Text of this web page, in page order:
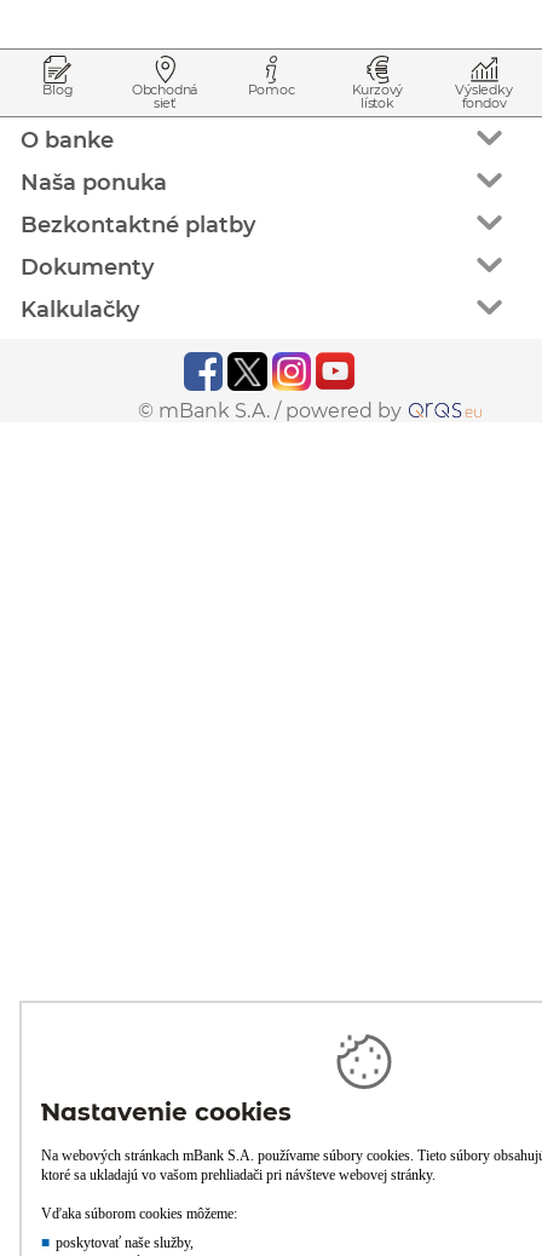
Blog Obchodná
sieť
Pomoc Kurzový
lístok
Výsledky
fondov
O banke
Naša ponuka
Bezkontaktné platby
Dokumenty
Kalkulačky
© mBank S.A. / powered by